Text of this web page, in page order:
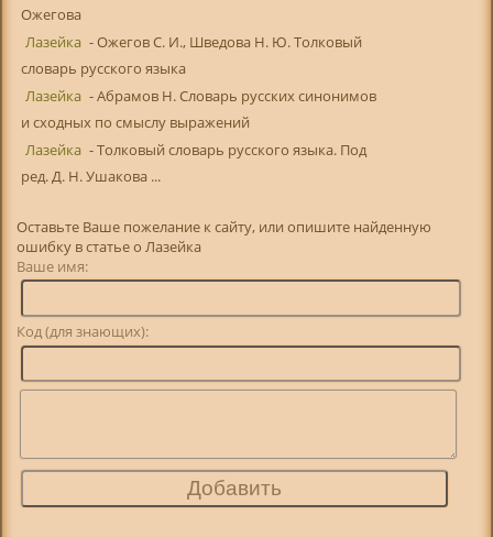
Ожегова
Лазейка - Ожегов С. И., Шведова Н. Ю. Толковый
словарь русского языка
Лазейка - Абрамов Н. Словарь русских синонимов
и сходных по смыслу выражений
Лазейка - Толковый словарь русского языка. Под
ред. Д. Н. Ушакова ...
Оставьте Ваше пожелание к сайту, или опишите найденную
ошибку в статье о Лазейка
Ваше имя:
Код (для знающих):